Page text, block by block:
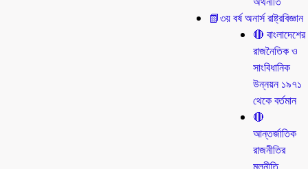
📗৩য় বর্ষ অনার্স রাষ্ট্রবিজ্ঞান
🔴 বাংলাদেশের
রাজনৈতিক ও
সাংবিধানিক
উন্নয়ন ১৯৭১
থেকে বর্তমান
🔴
আন্তর্জাতিক
রাজনীতির